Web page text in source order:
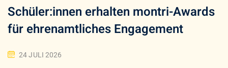
Schüler:innen erhalten montri-Awards
für ehrenamtliches Engagement
24 JULI 2026